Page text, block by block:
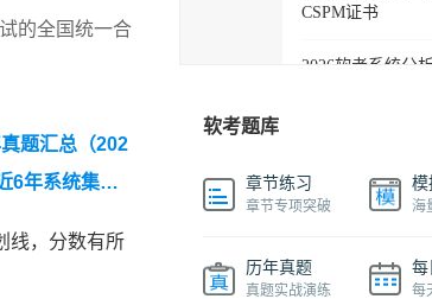
的全国统一合
题汇总（202
6年系统集成
线，分数有所
CSPM证书
2026软考系统分
软考各科目自学
2027年信息系统
品班
费课程
软考题库
章节练习
章节专项突破
模
海
历年真题
真题实战演练
每
每